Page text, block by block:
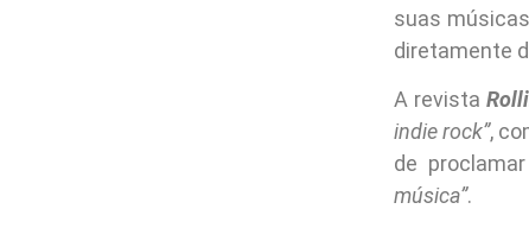
suas
diretamente
A revista
indie rock”,
de
música”.